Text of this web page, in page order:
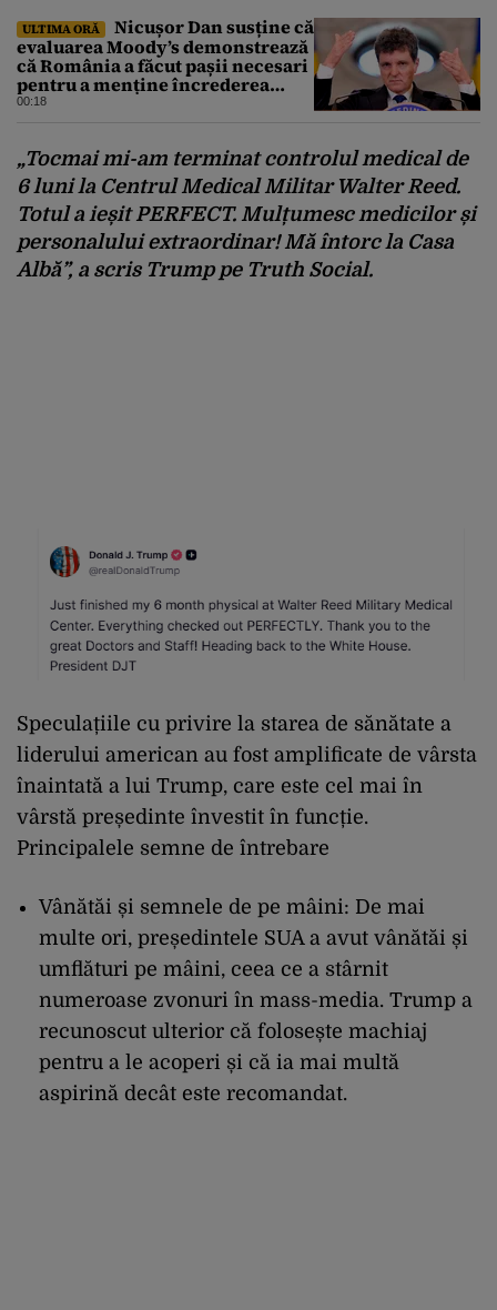
ULTIMA ORĂ
Nicușor Dan susține că
evaluarea Moody’s demonstrează
că România a făcut pașii necesari
pentru a menține încrederea
investitorilor: „Totuși,
00:18
„Tocmai mi-am terminat controlul medical de
6 luni la Centrul Medical Militar Walter Reed.
Totul a ieșit PERFECT. Mulțumesc medicilor și
personalului extraordinar! Mă întorc la Casa
Albă”, a scris Trump pe Truth Social.
Speculațiile cu privire la starea de sănătate a
liderului american au fost amplificate de vârsta
înaintată a lui Trump, care este cel mai în
vârstă președinte învestit în funcție.
Principalele semne de întrebare
Vânătăi și semnele de pe mâini: De mai
multe ori, președintele SUA a avut vânătăi și
umflături pe mâini, ceea ce a stârnit
numeroase zvonuri în mass-media. Trump a
recunoscut ulterior că folosește machiaj
pentru a le acoperi și că ia mai multă
aspirină decât este recomandat.